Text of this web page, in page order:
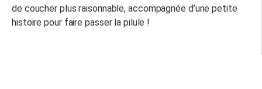
de coucher plus raisonnable, accompagnée d’une petite
histoire pour faire passer la pilule !